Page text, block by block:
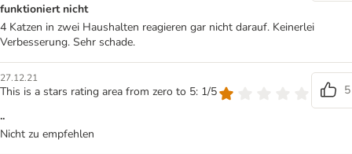
funktioniert nicht
4 Katzen in zwei Haushalten reagieren gar nicht darauf. Keinerlei
Verbesserung. Sehr schade.
27.12.21
This is a stars rating area from zero to 5: 1/5
5
..
Nicht zu empfehlen